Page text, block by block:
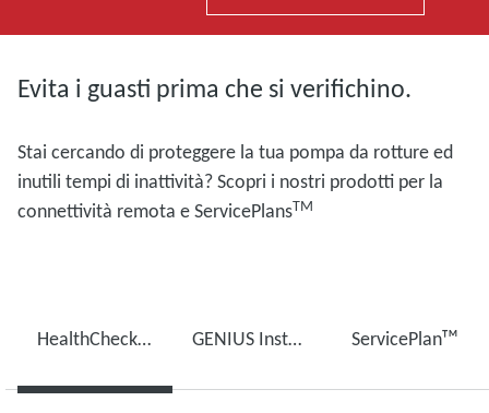
Evita i guasti prima che si verifichino.
Stai cercando di proteggere la tua pompa da rotture ed
inutili tempi di inattività? Scopri i nostri prodotti per la
connettività remota e ServicePlansTM
HealthCheck PROᵀᴹ GENIUS Instant Insightsᵀᴹ ServicePlanᵀᴹ